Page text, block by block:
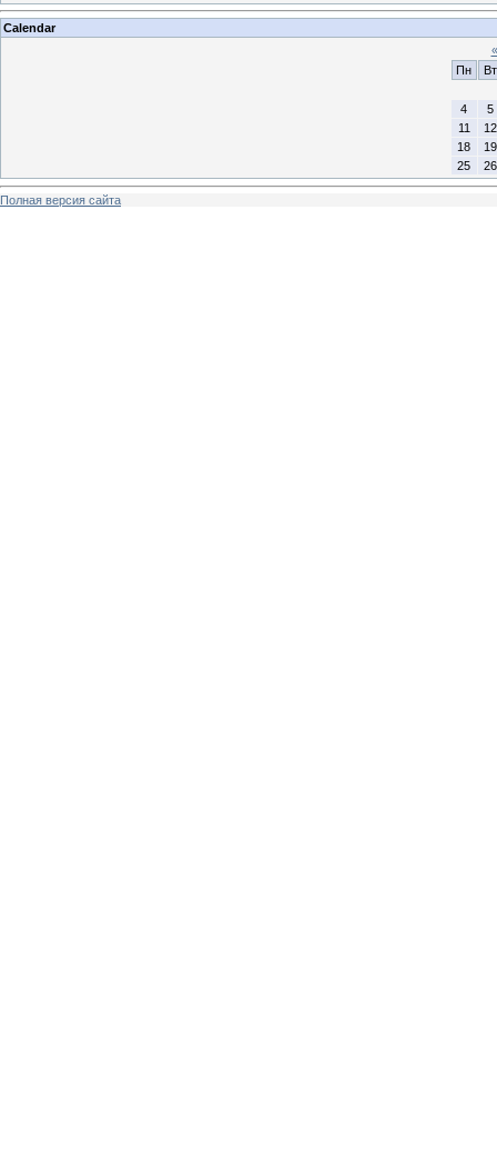
Calendar
«
Пн
Вт
4
5
11
12
18
19
25
26
Полная версия сайта